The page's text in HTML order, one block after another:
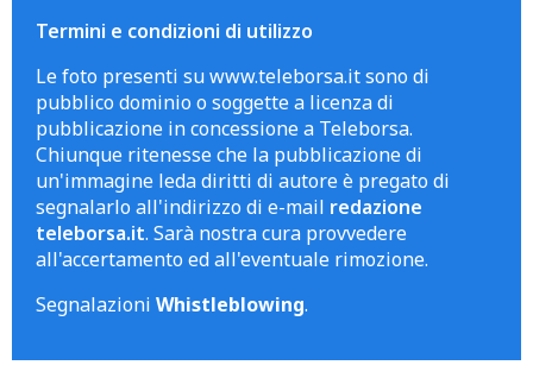
Termini e condizioni di utilizzo
Le foto presenti su www.teleborsa.it sono di
pubblico dominio o soggette a licenza di
pubblicazione in concessione a Teleborsa.
Chiunque ritenesse che la pubblicazione di
un'immagine leda diritti di autore è pregato di
segnalarlo all'indirizzo di e-mail redazione
teleborsa.it. Sarà nostra cura provvedere
all'accertamento ed all'eventuale rimozione.
Segnalazioni Whistleblowing.